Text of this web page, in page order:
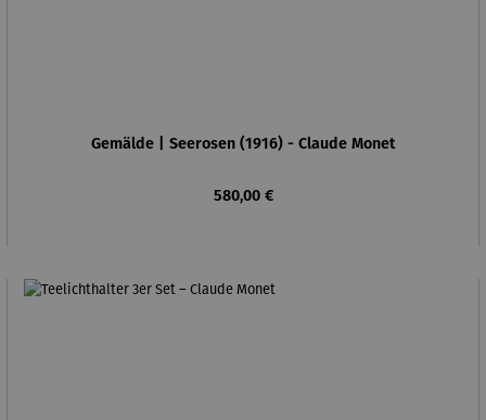
Gemälde | Seerosen (1916) - Claude Monet
Regulärer Preis:
580,00 €